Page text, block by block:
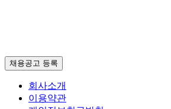
채용공고 등록
회사소개
이용약관